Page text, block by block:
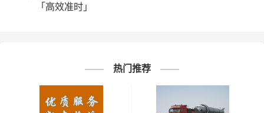
# 邯郸物流
# 物流专线
「高效准时」
热门推荐